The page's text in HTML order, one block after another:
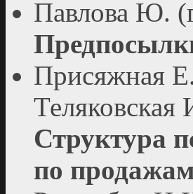
Павлова Ю.
Присяжная
Структура
по